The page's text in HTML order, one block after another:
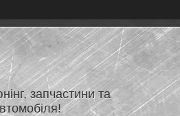
запчастини та